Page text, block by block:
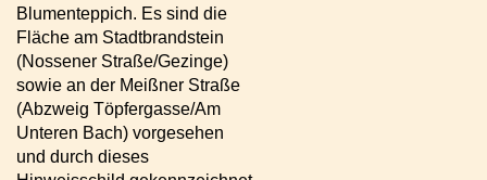
Blumenteppich. Es sind die
Fläche am Stadtbrandstein
(Nossener Straße/Gezinge)
sowie an der Meißner Straße
(Abzweig Töpfergasse/Am
Unteren Bach) vorgesehen
und durch dieses